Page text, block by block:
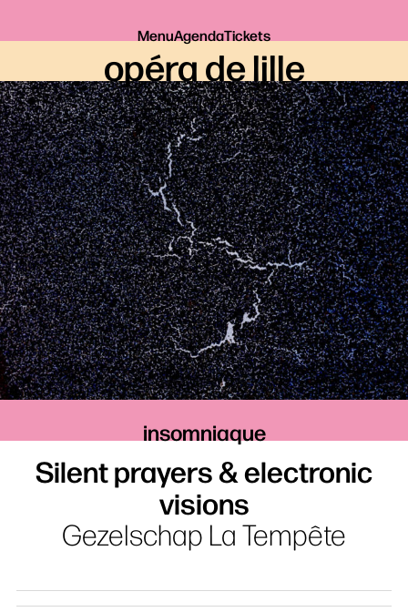
MenuAgendaTickets
opéra de lille
insomniaque
Silent prayers & electronic
visions
Gezelschap La Tempête